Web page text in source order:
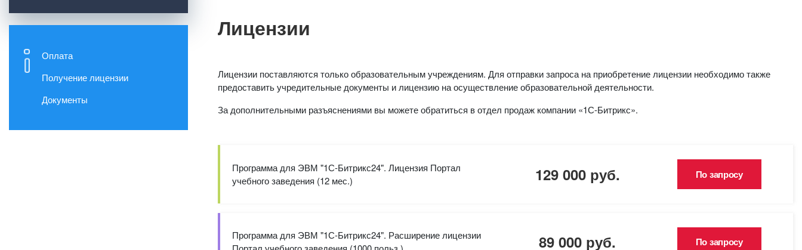
Оплата
Получение лицензии
Документы
Лицензии
Лицензии поставляются только образовательным учреждениям. Для отправки запроса на приобретение лицензии необходимо также
предоставить учредительные документы и лицензию на осуществление образовательной деятельности.
За дополнительными разъяснениями вы можете обратиться в отдел продаж компании «1С-Битрикс».
Программа для ЭВМ "1С-Битрикс24". Лицензия Портал
учебного заведения (12 мес.)
129 000 руб. По запросу
Программа для ЭВМ "1С-Битрикс24". Расширение лицензии
89 000 руб. По запросу